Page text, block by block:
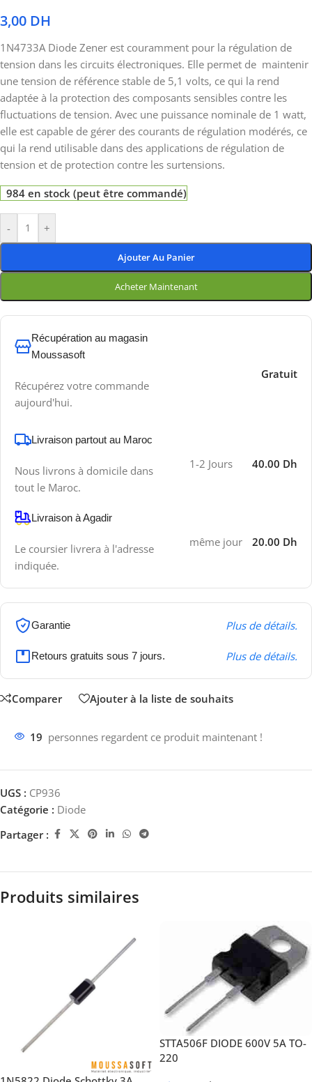
3,00 DH
1N4733A Diode Zener est couramment pour la régulation de
tension dans les circuits électroniques. Elle permet de maintenir
une tension de référence stable de 5,1 volts, ce qui la rend
adaptée à la protection des composants sensibles contre les
fluctuations de tension. Avec une puissance nominale de 1 watt,
elle est capable de gérer des courants de régulation modérés, ce
qui la rend utilisable dans des applications de régulation de
tension et de protection contre les surtensions.
984 en stock (peut être commandé)
- +
Ajouter Au Panier
Acheter Maintenant
Récupération au magasin
Moussasoft
Récupérez votre commande
aujourd'hui.
Gratuit
Livraison partout au Maroc
Nous livrons à domicile dans
tout le Maroc.
1-2 Jours 40.00 Dh
Livraison à Agadir
Le coursier livrera à l'adresse
indiquée.
même jour 20.00 Dh
Garantie Plus de détails.
Retours gratuits sous 7 jours. Plus de détails.
Comparer Ajouter à la liste de souhaits
19 personnes regardent ce produit maintenant !
UGS : CP936
Catégorie : Diode
Partager :
Produits similaires
STTA506F DIODE 600V 5A TO-
220